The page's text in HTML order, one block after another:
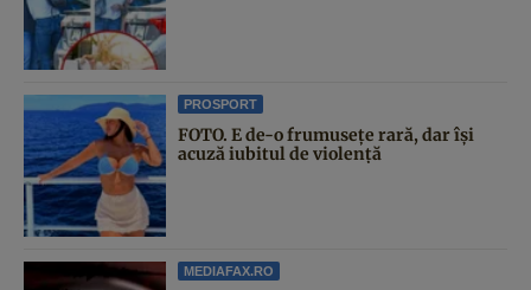
PROSPORT
FOTO. E de-o frumusețe rară, dar își
acuză iubitul de violență
MEDIAFAX.RO